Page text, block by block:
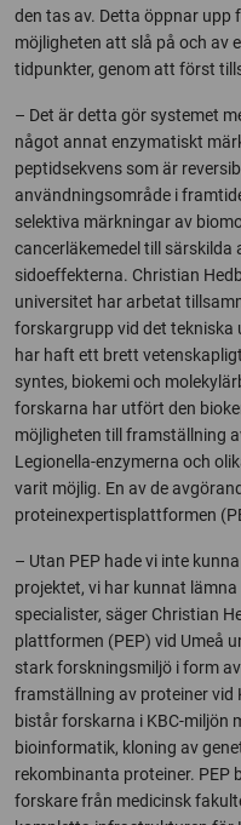
den tas av. Detta öppnar upp
möjligheten att slå på och av
tidpunkter, genom att först
– Det är detta gör systemet
något annat enzymatiskt
peptidsekvens som är
användningsområde i
selektiva märkningar av
cancerläkemedel till
sidoeffekterna. Christian
universitet har arbetat
forskargrupp vid det tekniska
har haft ett brett
syntes, biokemi och
forskarna har utfört den
möjligheten till framställning
Legionella-enzymerna och
varit möjlig. En av de
proteinexpertisplattformen
– Utan PEP hade vi inte
projektet, vi har kunnat
specialister, säger Christian
plattformen (PEP) vid Umeå
stark forskningsmiljö i form
framställning av proteiner vid
bistår forskarna i KBC-miljön
bioinformatik, kloning av
rekombinanta proteiner. PEP
forskare från medicinsk